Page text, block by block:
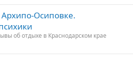
Осиповке.
об отдыхе в Краснодарском крае